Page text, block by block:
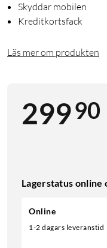
Skyddar mobilen
Kreditkortsfack
Läs mer om produkten
29990
Lagerstatus online
Online
1-2 dagars leveranstid